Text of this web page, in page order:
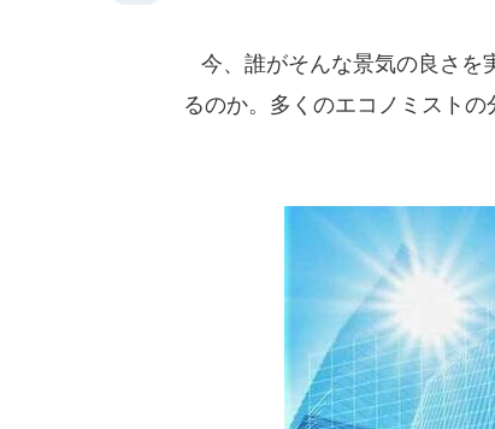
今、誰がそんな景気の良さを
るのか。多くのエコノミスト